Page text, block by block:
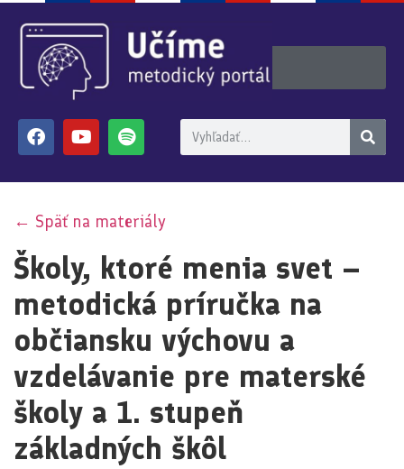
← Späť na materiály
Školy, ktoré menia svet –
metodická príručka na
občiansku výchovu a
vzdelávanie pre materské
školy a 1. stupeň
základných škôl